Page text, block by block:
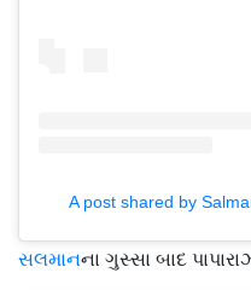
A post shared by
સલમાનના ગુસ્સા બાદ